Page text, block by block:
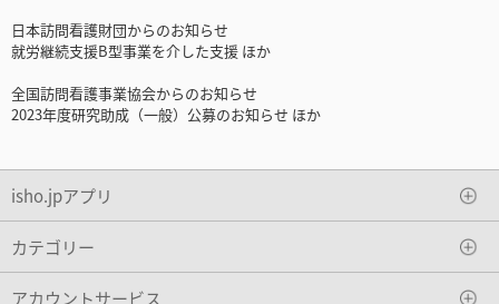
日本訪問看護財団からのお知らせ
就労継続支援B型事業を介した支援 ほか
全国訪問看護事業協会からのお知らせ
2023年度研究助成（一般）公募のお知らせ ほか
isho.jpアプリ
カテゴリー
アカウントサービス